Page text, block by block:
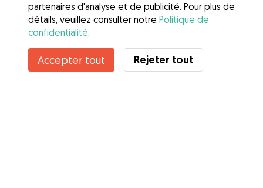
partenaires d'analyse et de publicité. Pour plus de
détails, veuillez consulter notre Politique de
confidentialité.
Accepter tout Rejeter tout